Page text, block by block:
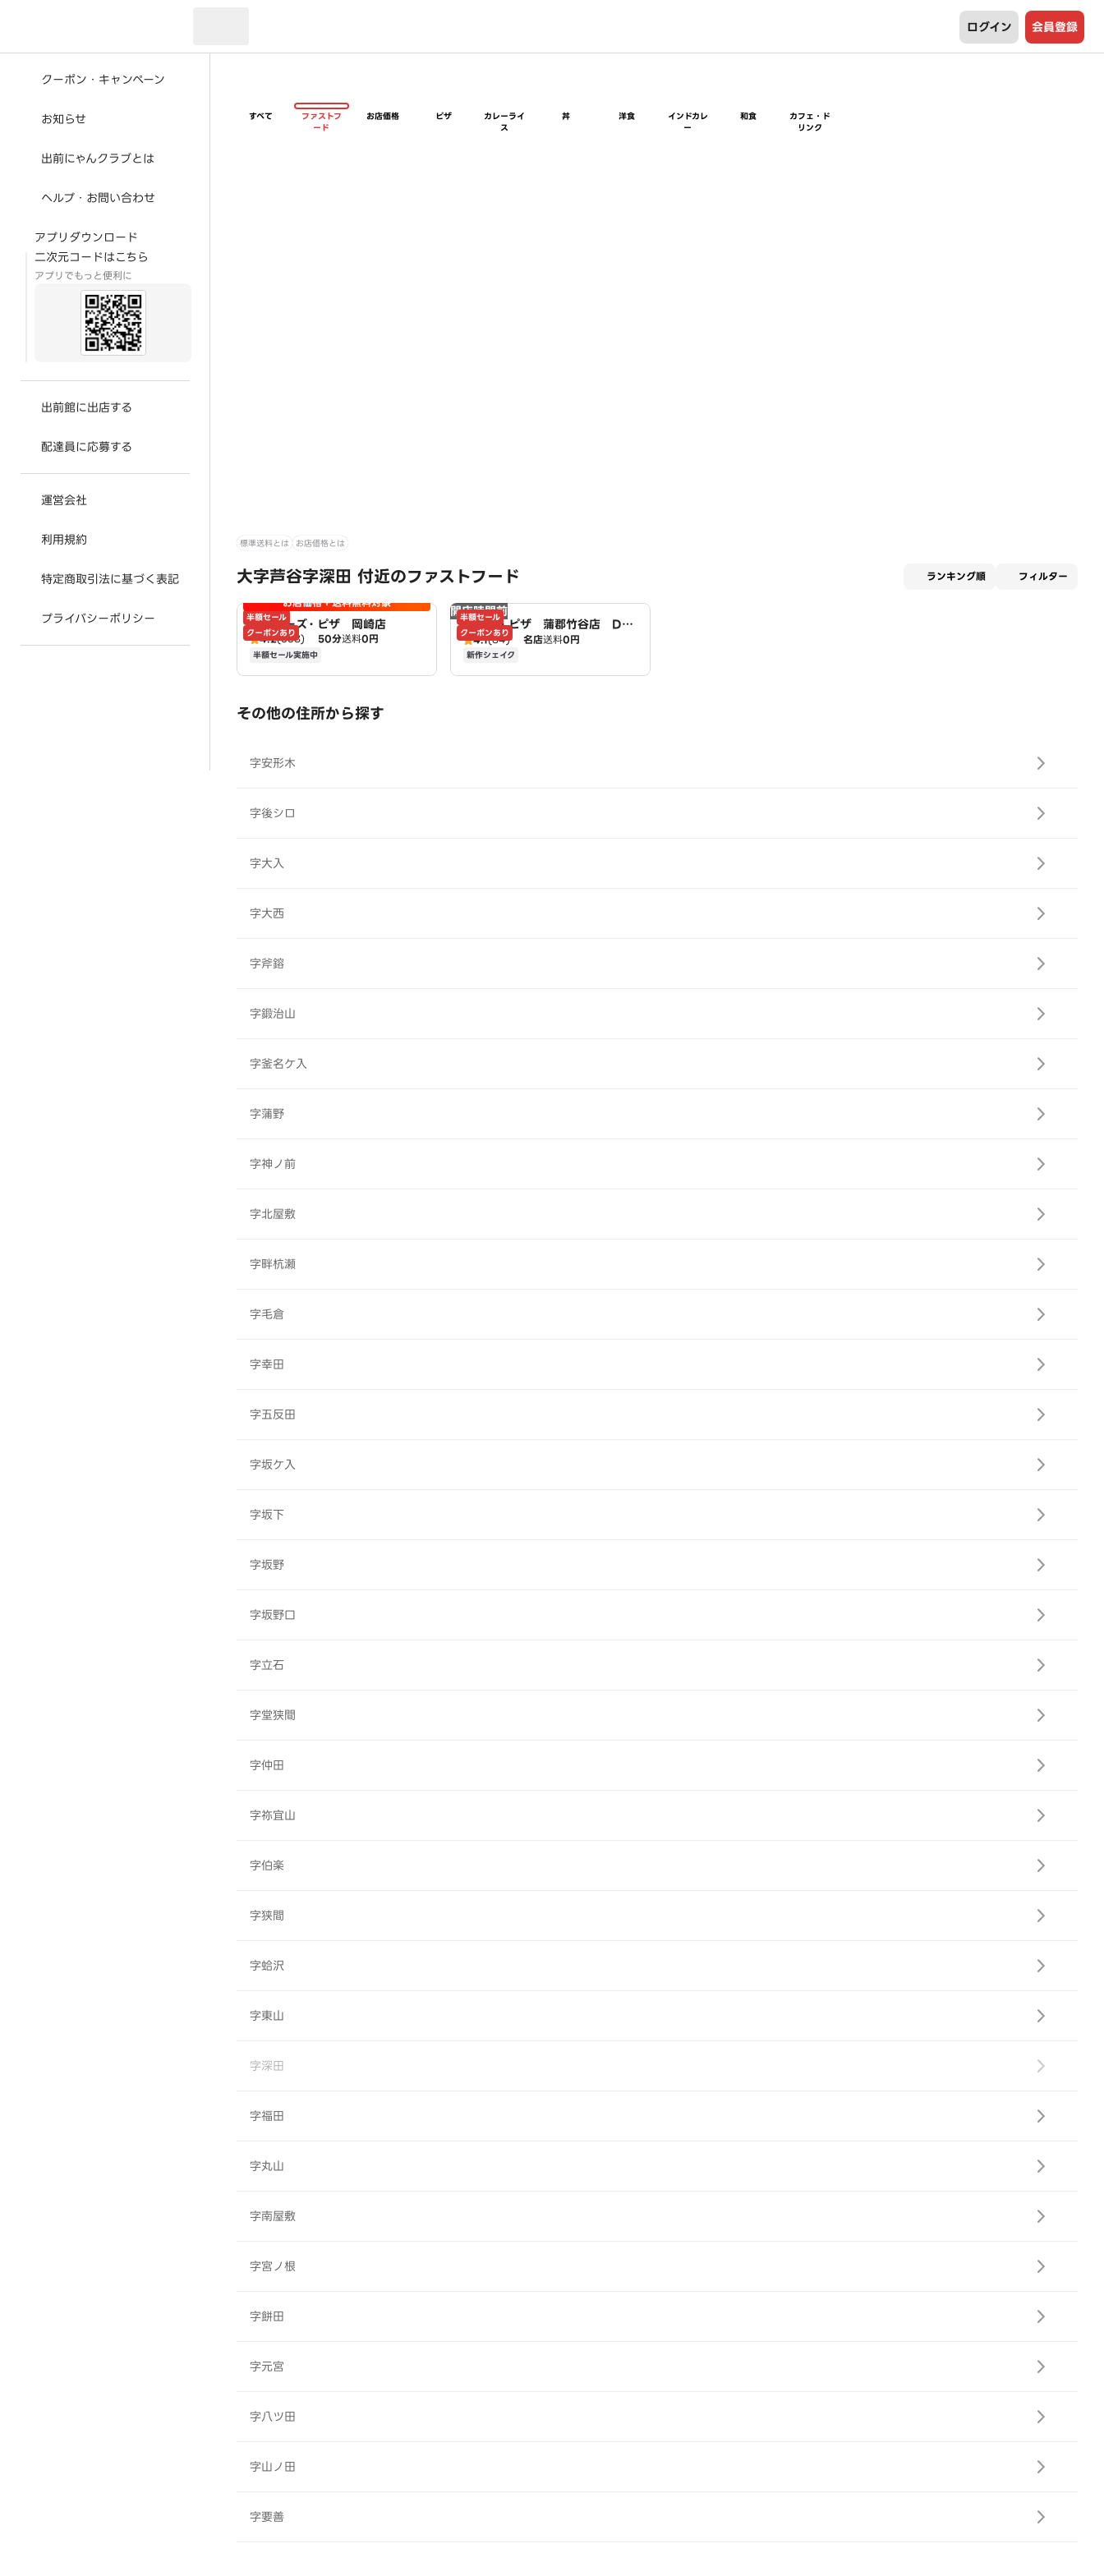
ログイン 会員登録
クーポン・キャンペーン
お知らせ
出前にゃんクラブとは
ヘルプ・お問い合わせ
アプリダウンロード
二次元コードはこちら
アプリでもっと便利に
出前館に出店する
配達員に応募する
運営会社
利用規約
特定商取引法に基づく表記
プライバシーポリシー
すべて
ファストフ
ード
お店価格 ピザ
カレーライ
ス
丼 洋食
インドカレ
ー
和食
カフェ・ド
リンク
標準送料とは お店価格とは
大字芦谷字深田 付近のファストフード ランキング順 フィルター
半額セール
クーポンあり
お店価格＋送料無料対象
アオキーズ・ピザ 岡崎店
4.2(538) 50分送料0円
半額セール実施中
開店時間前
半額セール
クーポンあり
ドミノ・ピザ 蒲郡竹谷店 Do
mino's
4.1(84) 名店送料0円
新作シェイク
その他の住所から探す
字安形木
字後シロ
字大入
字大西
字斧鎔
字鍛治山
字釜名ケ入
字蒲野
字神ノ前
字北屋敷
字畔杭瀬
字毛倉
字幸田
字五反田
字坂ケ入
字坂下
字坂野
字坂野口
字立石
字堂狭間
字仲田
字祢宜山
字伯楽
字狭間
字蛤沢
字東山
字深田
字福田
字丸山
字南屋敷
字宮ノ根
字餅田
字元宮
字八ツ田
字山ノ田
字要善